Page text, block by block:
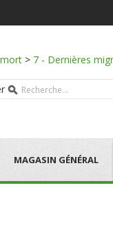
> 7 - Dernières
MAGASIN GÉNÉRAL